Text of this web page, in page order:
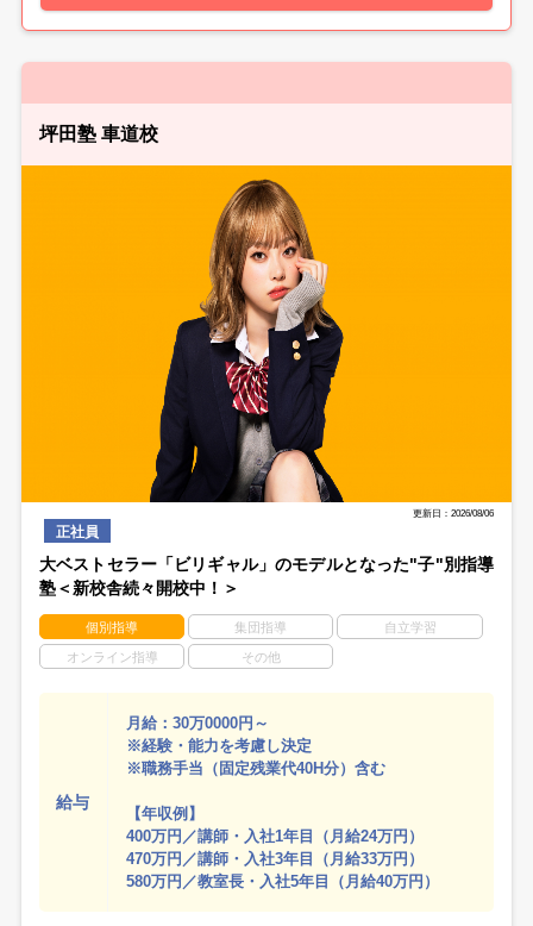
坪田塾 車道校
更新日：2026/08/06
正社員
大ベストセラー「ビリギャル」のモデルとなった"子"別指導
塾＜新校舎続々開校中！＞
個別指導 集団指導 自立学習
オンライン指導 その他
給与
月給：30万0000円～
※経験・能力を考慮し決定
※職務手当（固定残業代40H分）含む
【年収例】
400万円／講師・入社1年目（月給24万円）
470万円／講師・入社3年目（月給33万円）
580万円／教室長・入社5年目（月給40万円）